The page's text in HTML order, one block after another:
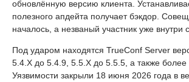
обновлённую версию клиента.
полезного апдейта получает бэкдор.
началось, а незваный участник уже внутри
Под ударом находятся TrueConf Server
5.4.X до 5.4.9, 5.5.X до 5.5.5, а также более
Уязвимости закрыли 18 июня 2026 года в